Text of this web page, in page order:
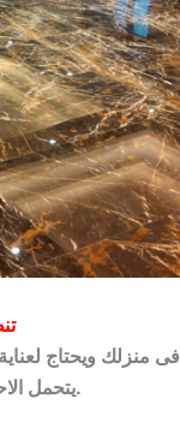
منزلك ويحتاج
يتحمل الاحماض ولا المنظفات القوية.